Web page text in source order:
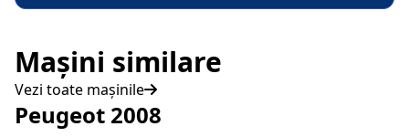
Mașini similare
Vezi toate mașinile
La comandă
Peugeot 2008